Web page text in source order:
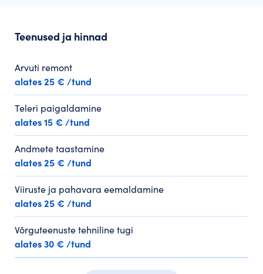
Teenused ja hinnad
Arvuti remont
alates 25 € /tund
Teleri paigaldamine
alates 15 € /tund
Andmete taastamine
alates 25 € /tund
Viiruste ja pahavara eemaldamine
alates 25 € /tund
Võrguteenuste tehniline tugi
alates 30 € /tund